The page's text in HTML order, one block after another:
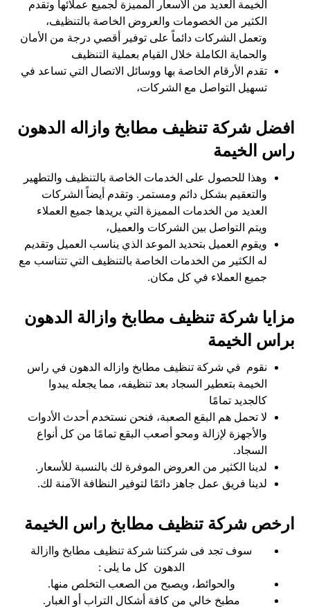
الخيمة العديد من الأسعار المميزة لجميع عملائها وتقدم
الكثير من الخصومات والعروض الخاصة بالتنظيف،
وتعمل الشركات دائماً على توفير أقصي درجة من الأمان
والحماية الكاملة خلال القيام بعملية التنظيف
تقدم الأرقام الخاصة بها ووسائل الاتصال التي تساعد في
تسهيل التواصل مع الشركات،
افضل شركة تنظيف مطابخ وازاله الدهون
راس الخيمة
وهذا للحصول على الخدمات الخاصة بالتنظيف والتطهير
والتعقيم بشكل دائم ومستمر. وتقدم أيضاً الشركات
العديد من الخدمات المميزة التي يريدها جميع العملاء
ويتم التواصل بين الشركات والعميل،
ويقوم العميل بتحديد الموعد الذي يناسب العميل وتقديم
له الكثير من الخدمات الخاصة بالتنظيف التي تتناسب مع
جميع العملاء في كل مكان.
مزايا شركة تنظيف مطابخ وازالة الدهون
براس الخيمة
نقوم في شركة تنظيف مطابخ وازاله الدهون في راس
الخيمة بتعطير السجاد بعد تنظيفه، مما يجعله يبدوا
كالجديد تمامًا
لا تحمل هم البقع الصعبة، فنحن نستخدم أحدث الأدوات
والأجهزة لإزالة ومحو أصعب البقع تمامًا من كل أنواع
السجاد.
لدينا الكثير من العروض الموفرة لك بالنسبة للأسعار.
لدينا فريق عمل جاهز دائمًا لتوفير النظافة الآمنة لك.
ارخص شركة تنظيف مطابخ راس الخيمة
سوف تجد فى شركتنا شركة تنظيف مطابخ واازالة
الدهون كل ما يلى :
والحوائط، ويصبح من الصعب التخلص منها.
مطبخ خالي من كافة أشكال التراب أو الغبار.